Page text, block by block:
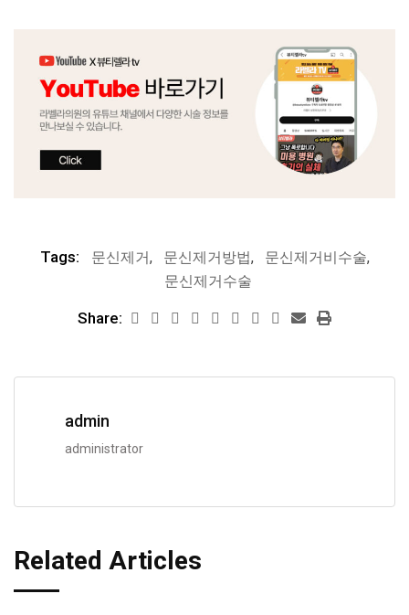
Tags: 문신제거, 문신제거방법, 문신제거비수술,
문신제거수술
Share:
admin
administrator
Related Articles